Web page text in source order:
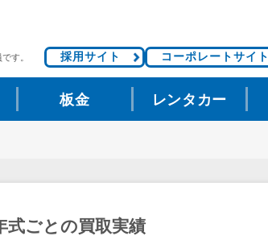
す。 採用サイト コーポレートサイト
板金 レンタカー
式ごとの買取実績